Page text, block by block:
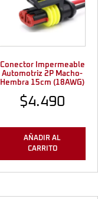
Conector Impermeable
Automotriz 2P Macho-
Hembra 15cm (18AWG)
$4.490
AÑADIR AL
CARRITO